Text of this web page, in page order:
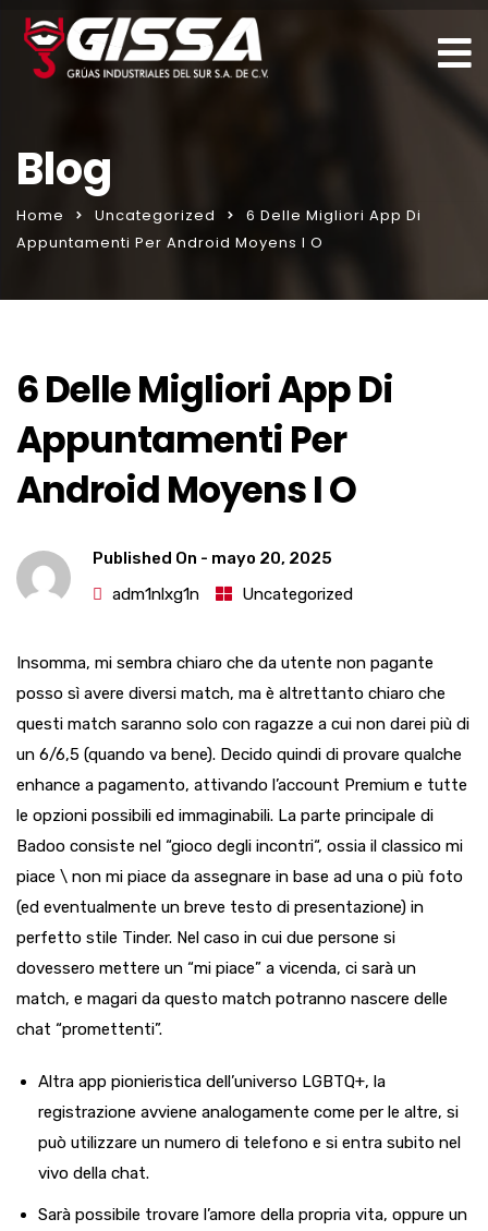
Blog
Home Uncategorized
6 Delle Migliori App Di
Appuntamenti Per Android Moyens I O
6 Delle Migliori App Di
Appuntamenti Per
Android Moyens I O
Published On - mayo 20, 2025
adm1nlxg1n
Uncategorized
Insomma, mi sembra chiaro che da utente non pagante
posso sì avere diversi match, ma è altrettanto chiaro che
questi match saranno solo con ragazze a cui non darei più di
un 6/6,5 (quando va bene). Decido quindi di provare qualche
enhance a pagamento, attivando l’account Premium e tutte
le opzioni possibili ed immaginabili. La parte principale di
Badoo consiste nel “gioco degli incontri“, ossia il classico mi
piace \ non mi piace da assegnare in base ad una o più foto
(ed eventualmente un breve testo di presentazione) in
perfetto stile Tinder. Nel caso in cui due persone si
dovessero mettere un “mi piace” a vicenda, ci sarà un
match, e magari da questo match potranno nascere delle
chat “promettenti”.
Altra app pionieristica dell’universo LGBTQ+, la
registrazione avviene analogamente come per le altre, si
può utilizzare un numero di telefono e si entra subito nel
vivo della chat.
Sarà possibile trovare l’amore della propria vita, oppure un